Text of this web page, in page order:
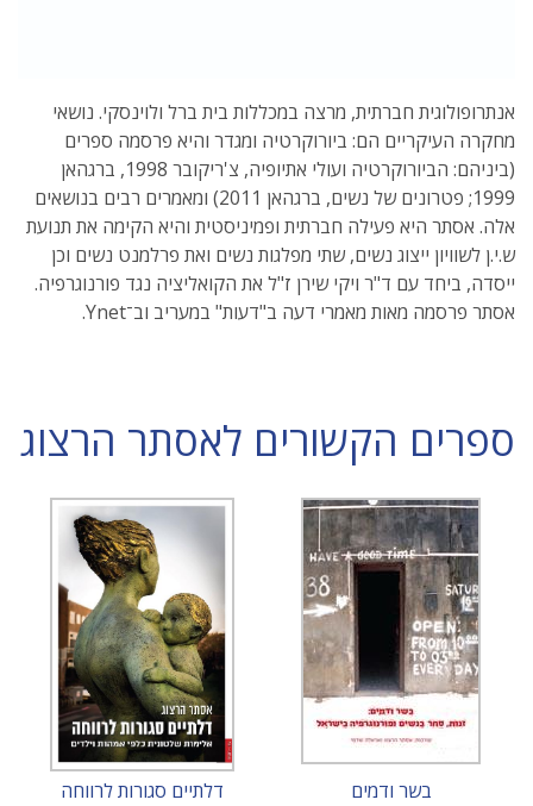
אנתרופולוגית חברתית, מרצה במכללות בית ברל ולוינסקי. נושאי
מחקרה העיקריים הם: ביורוקרטיה ומגדר והיא פרסמה ספרים
(ביניהם: הביורוקרטיה ועולי אתיופיה, צ'ריקובר 1998, ברגהאן
1999; פטרונים של נשים, ברגהאן 2011) ומאמרים רבים בנושאים
אלה. אסתר היא פעילה חברתית ופמיניסטית והיא הקימה את תנועת
ש.י.ן לשוויון ייצוג נשים, שתי מפלגות נשים ואת פרלמנט נשים וכן
ייסדה, ביחד עם ד"ר ויקי שירן ז"ל את הקואליציה נגד פורנוגרפיה.
אסתר פרסמה מאות מאמרי דעה ב"דעות" במעריב וב־Ynet.
ספרים הקשורים לאסתר הרצוג
בשר ודמים דלתיים סגורות לרווחה